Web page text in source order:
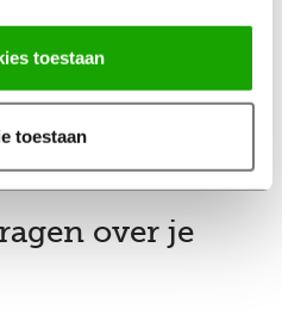
toestaan
toestaan
over je